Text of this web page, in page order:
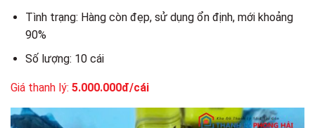
Tình trạng: Hàng còn đẹp, sử dụng ổn định, mới khoảng
90%
Số lượng: 10 cái
Giá thanh lý: 5.000.000đ/cái